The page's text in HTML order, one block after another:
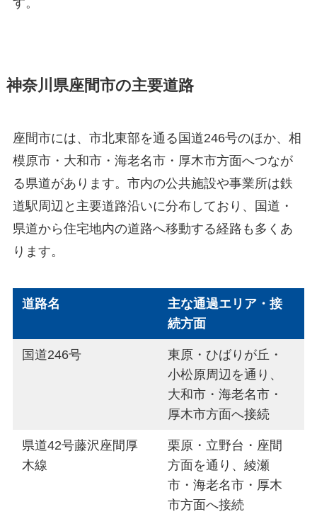
す。
神奈川県座間市の主要道路
座間市には、市北東部を通る国道246号のほか、相
模原市・大和市・海老名市・厚木市方面へつなが
る県道があります。市内の公共施設や事業所は鉄
道駅周辺と主要道路沿いに分布しており、国道・
県道から住宅地内の道路へ移動する経路も多くあ
ります。
道路名
主な通過エリア・接
続方面
国道246号
東原・ひばりが丘・
小松原周辺を通り、
大和市・海老名市・
厚木市方面へ接続
県道42号藤沢座間厚
木線
栗原・立野台・座間
方面を通り、綾瀬
市・海老名市・厚木
市方面へ接続